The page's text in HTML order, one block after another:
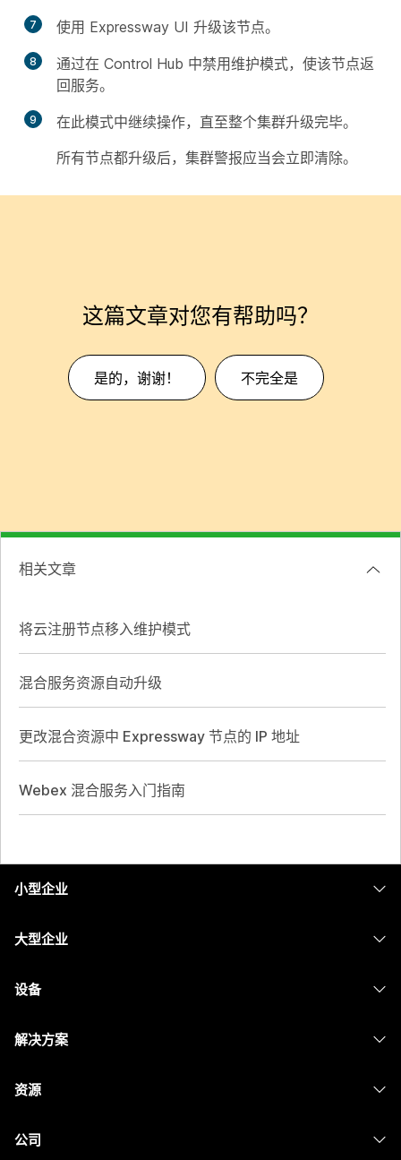
7 使用 Expressway UI 升级该节点。
8
通过在 Control Hub 中禁用维护模式，使该节点返
回服务。
9
在此模式中继续操作，直至整个集群升级完毕。
所有节点都升级后，集群警报应当会立即清除。
这篇文章对您有帮助吗？
是的，谢谢！ 不完全是
相关文章
将云注册节点移入维护模式
混合服务资源自动升级
更改混合资源中 Expressway 节点的 IP 地址
Webex 混合服务入门指南
小型企业
大型企业
设备
解决方案
资源
公司